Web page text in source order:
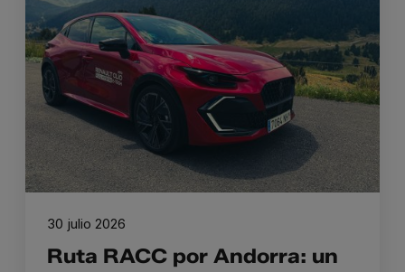
Ruta RACC por Andorra: un
30 julio 2026